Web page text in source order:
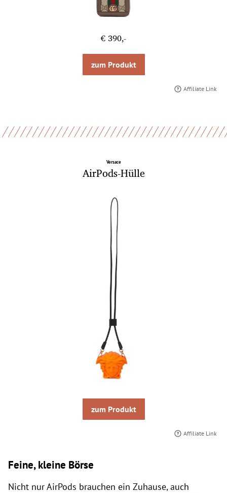
€ 390,-
zum Produkt
Affiliate Link
Versace
AirPods-Hülle
zum Produkt
Affiliate Link
Feine, kleine Börse
Nicht nur AirPods brauchen ein Zuhause, auch